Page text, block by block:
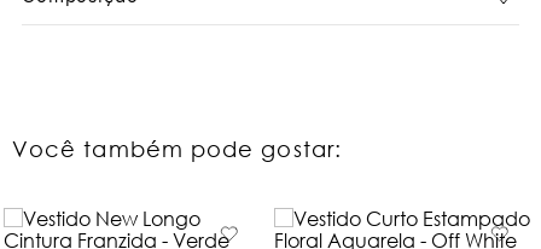
Você também pode gostar: